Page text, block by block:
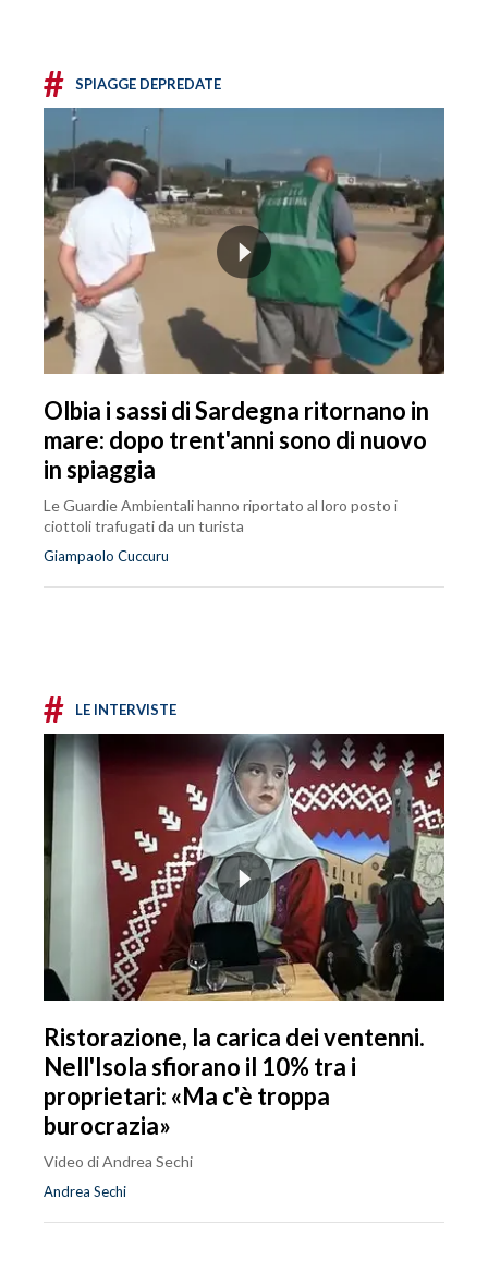
# SPIAGGE DEPREDATE
Olbia i sassi di Sardegna ritornano in
mare: dopo trent'anni sono di nuovo
in spiaggia
Le Guardie Ambientali hanno riportato al loro posto i
ciottoli trafugati da un turista
Giampaolo Cuccuru
# LE INTERVISTE
Ristorazione, la carica dei ventenni.
Nell'Isola sfiorano il 10% tra i
proprietari: «Ma c'è troppa
burocrazia»
Video di Andrea Sechi
Andrea Sechi